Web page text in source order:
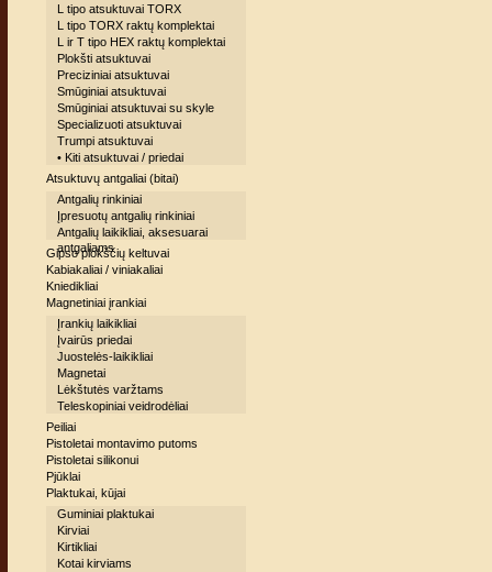
L tipo atsuktuvai TORX
L tipo TORX raktų komplektai
L ir T tipo HEX raktų komplektai
Plokšti atsuktuvai
Preciziniai atsuktuvai
Smūginiai atsuktuvai
Smūginiai atsuktuvai su skyle
Specializuoti atsuktuvai
Trumpi atsuktuvai
• Kiti atsuktuvai / priedai
Atsuktuvų antgaliai (bitai)
Antgalių rinkiniai
Įpresuotų antgalių rinkiniai
Antgalių laikikliai, aksesuarai
antgaliams
Gipso plokščių keltuvai
Kabiakaliai / viniakaliai
Kniedikliai
Magnetiniai įrankiai
Įrankių laikikliai
Įvairūs priedai
Juostelės-laikikliai
Magnetai
Lėkštutės varžtams
Teleskopiniai veidrodėliai
Peiliai
Pistoletai montavimo putoms
Pistoletai silikonui
Pjūklai
Plaktukai, kūjai
Guminiai plaktukai
Kirviai
Kirtikliai
Kotai kirviams